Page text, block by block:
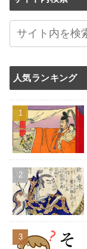
人気ランキング